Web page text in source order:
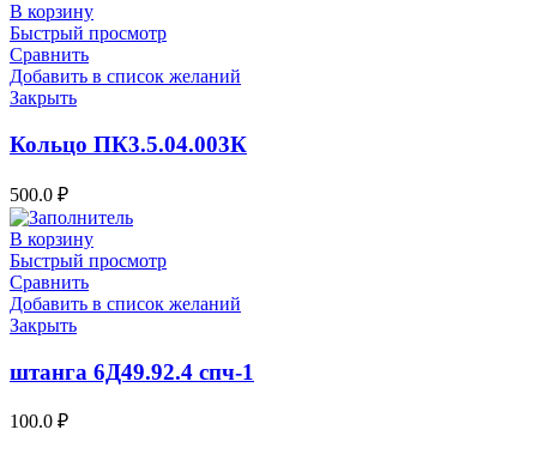
В корзину
Быстрый просмотр
Сравнить
Добавить в список желаний
Закрыть
Кольцо ПК3.5.04.003К
500.0 ₽
В корзину
Быстрый просмотр
Сравнить
Добавить в список желаний
Закрыть
штанга 6Д49.92.4 спч-1
100.0 ₽